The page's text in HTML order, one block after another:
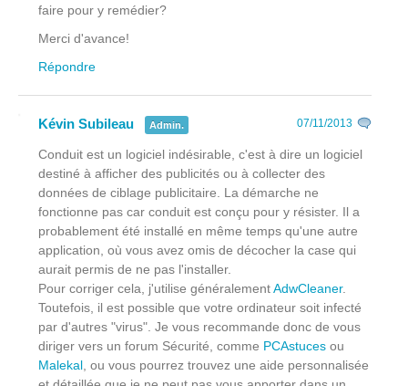
faire pour y remédier?
Merci d'avance!
Répondre
Kévin Subileau Admin. 07/11/2013
Conduit est un logiciel indésirable, c'est à dire un logiciel
destiné à afficher des publicités ou à collecter des
données de ciblage publicitaire. La démarche ne
fonctionne pas car conduit est conçu pour y résister. Il a
probablement été installé en même temps qu'une autre
application, où vous avez omis de décocher la case qui
aurait permis de ne pas l'installer.
Pour corriger cela, j'utilise généralementAdwCleaner.
Toutefois, il est possible que votre ordinateur soit infecté
par d'autres "virus". Je vous recommande donc de vous
diriger vers un forum Sécurité, comme PCAstuces ou
Malekal, ou vous pourrez trouvez une aide personnalisée